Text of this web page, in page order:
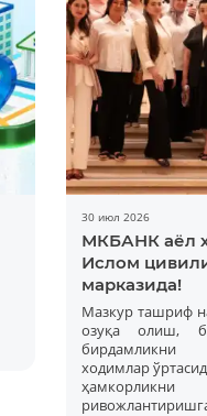
30 июл 2026
МКБАНК аёл
Ислом
марказида!
Мазкур ташриф
озуқа олиш,
бирдамликни
ходимлар